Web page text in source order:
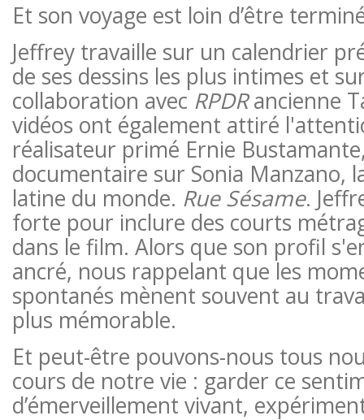
Et son voyage est loin d’être
Jeffrey travaille sur un calendrier
de ses dessins les plus intimes et
collaboration avecRPDRancienne
vidéos ont également attiré
réalisateur primé Ernie
documentaire sur Sonia Manzano,
latine du monde. Rue Sésame.
forte pour inclure des courts
dans le film. Alors que son profil
ancré, nous rappelant que les
spontanés mènent souvent au
plus mémorable.
Et peut-être pouvons-nous tous
cours de notre vie : garder ce
d’émerveillement vivant,